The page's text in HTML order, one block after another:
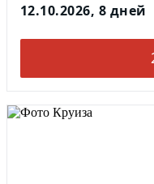
12.10.2026, 8 дней